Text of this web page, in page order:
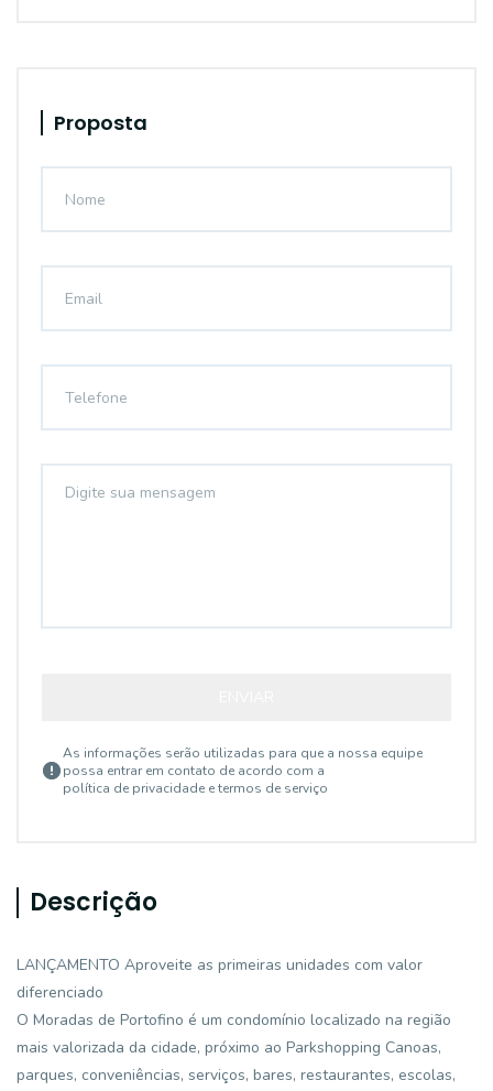
Proposta
As informações serão utilizadas para que a nossa equipe
possa entrar em contato de acordo com a
política de privacidade e termos de serviço
Descrição
LANÇAMENTO Aproveite as primeiras unidades com valor
diferenciado
O Moradas de Portofino é um condomínio localizado na região
mais valorizada da cidade, próximo ao Parkshopping Canoas,
parques, conveniências, serviços, bares, restaurantes, escolas,